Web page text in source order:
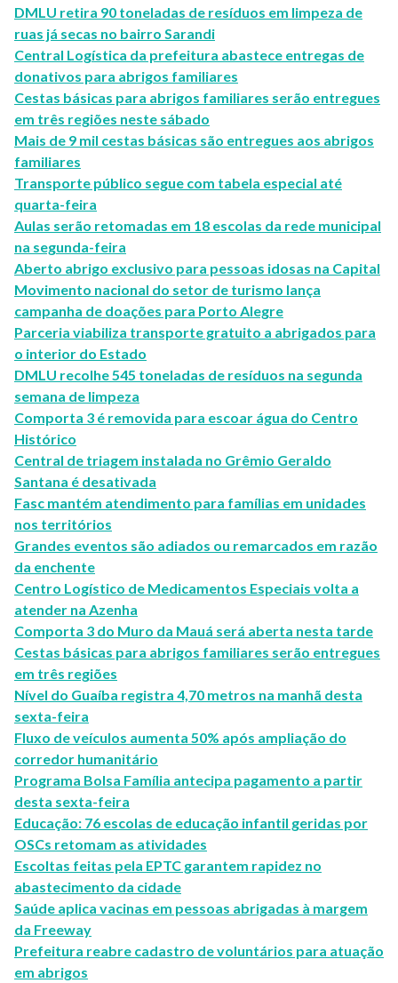
DMLU retira 90 toneladas de resíduos em limpeza de
ruas já secas no bairro Sarandi
Central Logística da prefeitura abastece entregas de
donativos para abrigos familiares
Cestas básicas para abrigos familiares serão entregues
em três regiões neste sábado
Mais de 9 mil cestas básicas são entregues aos abrigos
familiares
Transporte público segue com tabela especial até
quarta-feira
Aulas serão retomadas em 18 escolas da rede municipal
na segunda-feira
Aberto abrigo exclusivo para pessoas idosas na Capital
Movimento nacional do setor de turismo lança
campanha de doações para Porto Alegre
Parceria viabiliza transporte gratuito a abrigados para
o interior do Estado
DMLU recolhe 545 toneladas de resíduos na segunda
semana de limpeza
Comporta 3 é removida para escoar água do Centro
Histórico
Central de triagem instalada no Grêmio Geraldo
Santana é desativada
Fasc mantém atendimento para famílias em unidades
nos territórios
Grandes eventos são adiados ou remarcados em razão
da enchente
Centro Logístico de Medicamentos Especiais volta a
atender na Azenha
Comporta 3 do Muro da Mauá será aberta nesta tarde
Cestas básicas para abrigos familiares serão entregues
em três regiões
Nível do Guaíba registra 4,70 metros na manhã desta
sexta-feira
Fluxo de veículos aumenta 50% após ampliação do
corredor humanitário
Programa Bolsa Família antecipa pagamento a partir
desta sexta-feira
Educação: 76 escolas de educação infantil geridas por
OSCs retomam as atividades
Escoltas feitas pela EPTC garantem rapidez no
abastecimento da cidade
Saúde aplica vacinas em pessoas abrigadas à margem
da Freeway
Prefeitura reabre cadastro de voluntários para atuação
em abrigos